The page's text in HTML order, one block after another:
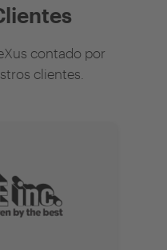
contado por
clientes.